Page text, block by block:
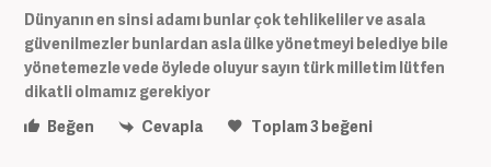
Dünyanın en sinsi adamı bunlar çok tehlikeliler ve asala
güvenilmezler bunlardan asla ülke yönetmeyi belediye bile
yönetemezle vede öylede oluyur sayın türk milletim lütfen
dikatli olmamız gerekiyor
Beğen
Cevapla Toplam3beğeni